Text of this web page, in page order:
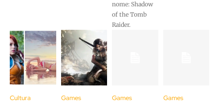
nome: Shadow
of the Tomb
Raider.
Cultura Games Games Games